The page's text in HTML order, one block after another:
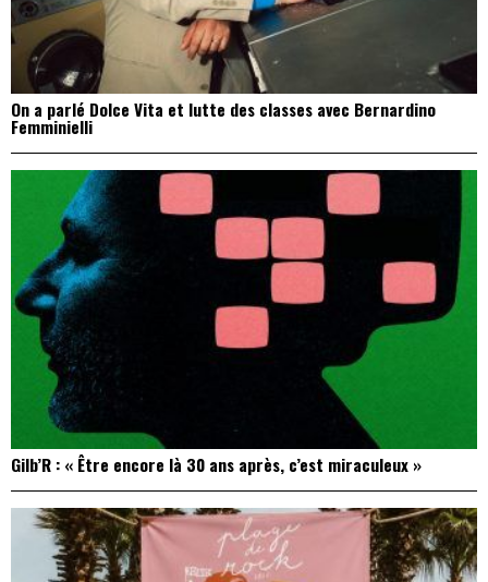
On a parlé Dolce Vita et lutte des classes avec Bernardino
Femminielli
Gilb’R : « Être encore là 30 ans après, c’est miraculeux »